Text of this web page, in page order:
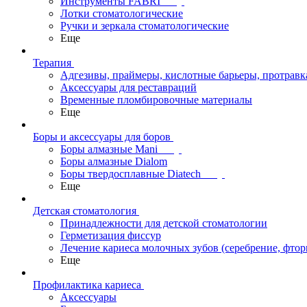
Лотки стоматологические
Ручки и зеркала стоматологические
Еще
Терапия
Адгезивы, праймеры, кислотные барьеры,
Аксессуары для реставраций
Временные пломбировочные материалы
Еще
Боры и аксессуары для боров
Боры алмазные Mani
Боры алмазные Dialom
Боры твердосплавные Diatech
Еще
Детская стоматология
Принадлежности для детской стоматологии
Герметизация фиссур
Лечение кариеса молочных зубов (серебрение,
Еще
Профилактика кариеса
Аксессуары